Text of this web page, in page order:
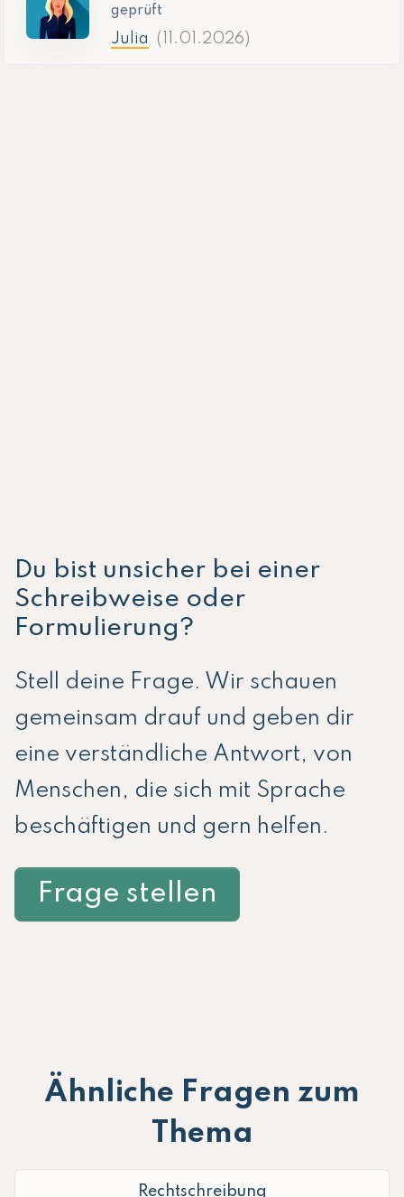
geprüft
Julia (11.01.2026)
Du bist unsicher bei einer
Schreibweise oder
Formulierung?
Stell deine Frage. Wir schauen
gemeinsam drauf und geben dir
eine verständliche Antwort, von
Menschen, die sich mit Sprache
beschäftigen und gern helfen.
Frage stellen
Ähnliche Fragen zum
Thema
Rechtschreibung